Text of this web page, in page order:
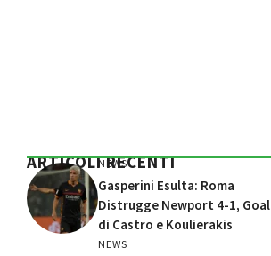
ARTICOLI RECENTI
NEWS
Gasperini Esulta: Roma
Distrugge Newport 4-1, Goal
di Castro e Koulierakis
NEWS